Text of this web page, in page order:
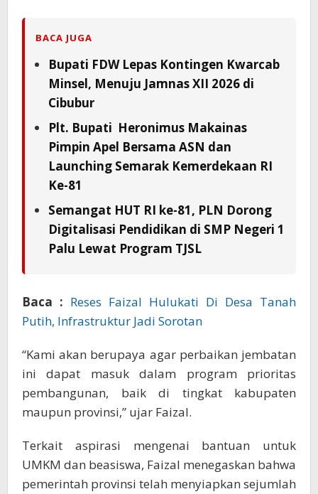
BACA JUGA
Bupati FDW Lepas Kontingen Kwarcab
Minsel, Menuju Jamnas XII 2026 di
Cibubur
Plt. Bupati Heronimus Makainas
Pimpin Apel Bersama ASN dan
Launching Semarak Kemerdekaan RI
Ke-81
Semangat HUT RI ke-81, PLN Dorong
Digitalisasi Pendidikan di SMP Negeri 1
Palu Lewat Program TJSL
Baca : Reses Faizal Hulukati Di Desa Tanah
Putih, Infrastruktur Jadi Sorotan
“Kami akan berupaya agar perbaikan jembatan
ini dapat masuk dalam program prioritas
pembangunan, baik di tingkat kabupaten
maupun provinsi,” ujar Faizal.
Terkait aspirasi mengenai bantuan untuk
UMKM dan beasiswa, Faizal menegaskan bahwa
pemerintah provinsi telah menyiapkan sejumlah